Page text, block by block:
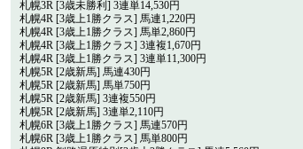
札幌3R [3歳未勝利] 3連単14,530円
札幌4R [3歳上1勝クラス] 馬連1,220円
札幌4R [3歳上1勝クラス] 馬単2,860円
札幌4R [3歳上1勝クラス] 3連複1,670円
札幌4R [3歳上1勝クラス] 3連単11,300円
札幌5R [2歳新馬] 馬連430円
札幌5R [2歳新馬] 馬単750円
札幌5R [2歳新馬] 3連複550円
札幌5R [2歳新馬] 3連単2,110円
札幌6R [3歳上1勝クラス] 馬連570円
札幌6R [3歳上1勝クラス] 馬単800円